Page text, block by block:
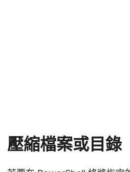
壓縮檔案或目錄